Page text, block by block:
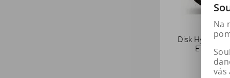
Disk Hybrid 7
ET43,5
Na
vás